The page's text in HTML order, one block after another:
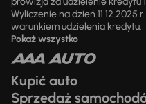
Wyliczenie na dzień
warunkiem udzielenia kredytu.
Pokaż wszystko
Kupić auto
Sprzedaż